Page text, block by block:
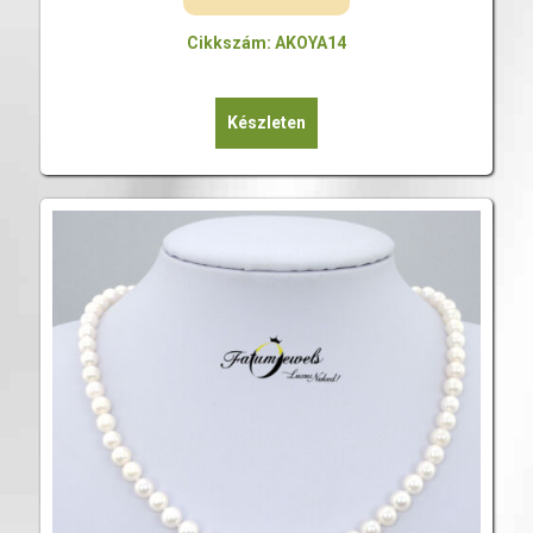
Cikkszám: AKOYA14
Készleten